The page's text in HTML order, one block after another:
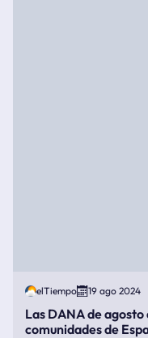
elTiempo 19 ago 2024
Las DANA de
comunidades de